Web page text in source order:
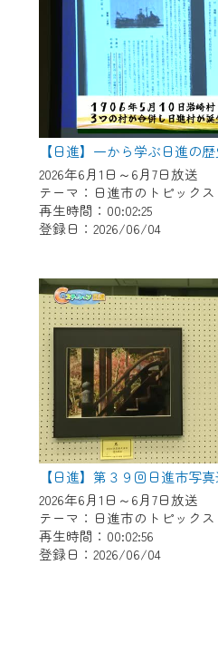
【日進】一から学ぶ日進の
2026年6月1日～6月7日放送
テーマ：日進市のトピックス
再生時間：00:02:25
登録日：2026/06/04
【日進】第３９回日進市写
2026年6月1日～6月7日放送
テーマ：日進市のトピックス
再生時間：00:02:56
登録日：2026/06/04